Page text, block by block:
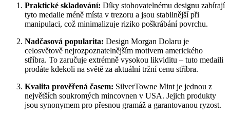
Praktické skladování: Díky stohovatelnému designu zabírají
tyto medaile méně místa v trezoru a jsou stabilnější při
manipulaci, což minimalizuje riziko poškrábání povrchu.
Nadčasová popularita: Design Morgan Dolaru je
celosvětově nejrozpoznatelnějším motivem amerického
stříbra. To zaručuje extrémně vysokou likviditu – tuto medaili
prodáte kdekoli na světě za aktuální tržní cenu stříbra.
Kvalita prověřená časem: SilverTowne Mint je jednou z
největších soukromých mincovnen v USA. Jejich produkty
jsou synonymem pro přesnou gramáž a garantovanou ryzost.